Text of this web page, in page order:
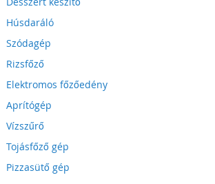
Húsdaráló
Szódagép
Rizsfőző
Elektromos főzőedény
Aprítógép
Vízszűrő
Tojásfőző gép
Pizzasütő gép